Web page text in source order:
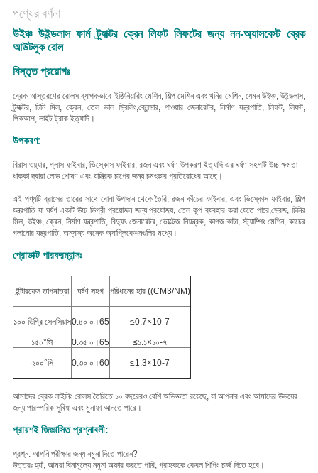
পণ্যের বর্ণনা
উইঞ্চ উইন্ডলাস ফার্ম ট্র্যাক্টর ক্রেন লিফট লিফটের জন্য নন-অ্যাসবেস্ট ব্রেক
আউটলুক রোল
বিস্তৃত প্রয়োগঃ
ব্রেক আস্তরণের রোলস ব্যাপকভাবে ইঞ্জিনিয়ারিং মেশিন, শিল্প মেশিন এবং খনির মেশিন, যেমন উইঞ্চ, উইন্ডলাস,
ট্র্যাক্টর, চিনি মিল, ক্রেন, তেল ভাল ড্রিলিং,ব্লেন্ডার, পাওয়ার জেনারেটর, নির্মাণ যন্ত্রপাতি, লিফট, লিফট,
পিকআপ, লাইট ট্রাক ইত্যাদি।
উপকরণ:
বিরাস ওয়্যার, গ্লাস ফাইবার, ভিস্কোস ফাইবার, রজন এবং ঘর্ষণ উপকরণ ইত্যাদি এর ঘর্ষণ সহগটি উচ্চ ক্ষমতা
ধাক্কা দ্বারা লোড শোষণ এবং যান্ত্রিক চাপের জন্য চমৎকার প্রতিরোধের আছে।
এই পণ্যটি ব্রাসের তারের সাথে বোনা উপাদান থেকে তৈরি, রজন কাঁচের ফাইবার, এবং ভিস্কোস ফাইবার, শিল্প
যন্ত্রপাতি যা ঘর্ষণ একটি উচ্চ ডিগ্রী প্রয়োজন জন্য প্রযোজ্য, তেল কূপ ব্যবহার করা যেতে পারে,ড্রেজ, চিনির
মিল, উইঞ্চ, ক্রেন, নির্মাণ যন্ত্রপাতি, বিদ্যুৎ জেনারেটর, ভোল্টেজ নিয়ন্ত্রক, কাগজ কাটা, স্ট্যাম্পিং মেশিন, কাচের
গলানোর যন্ত্রপাতি, অন্যান্য অনেক অ্যাপ্লিকেশনগুলির মধ্যে।
প্রোডাক্ট পারফরম্যান্সঃ
ইন্টারফেস তাপমাত্রা ঘর্ষণ সহগ পরিধানের হার ((CM3/NM)
১০০ ডিগ্রি সেলসিয়াস0.৪০ ০।65 ≤0.7×10-7
১৫০°সি 0.৩৫ ০।65 ≤১.১×১০-৭
২০০°সি 0.৩০ ০।60 ≤1.3×10-7
আমাদের ব্রেক লাইনিং রোলস তৈরিতে ১০ বছরেরও বেশি অভিজ্ঞতা রয়েছে, যা আপনার এবং আমাদের উভয়ের
জন্য পারস্পরিক সুবিধা এবং মুনাফা আনতে পারে।
প্রায়শই জিজ্ঞাসিত প্রশ্নাবলী:
প্রশ্ন: আপনি পরীক্ষার জন্য নমুনা দিতে পারেন?
উত্তরঃ হ্যাঁ, আমরা বিনামূল্যে নমুনা অফার করতে পারি, গ্রাহককে কেবল শিপিং চার্জ দিতে হবে।